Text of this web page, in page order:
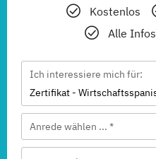
Kostenlos
Alle
Ich interessiere mich für:
Zertifikat -
Anrede wählen ... *